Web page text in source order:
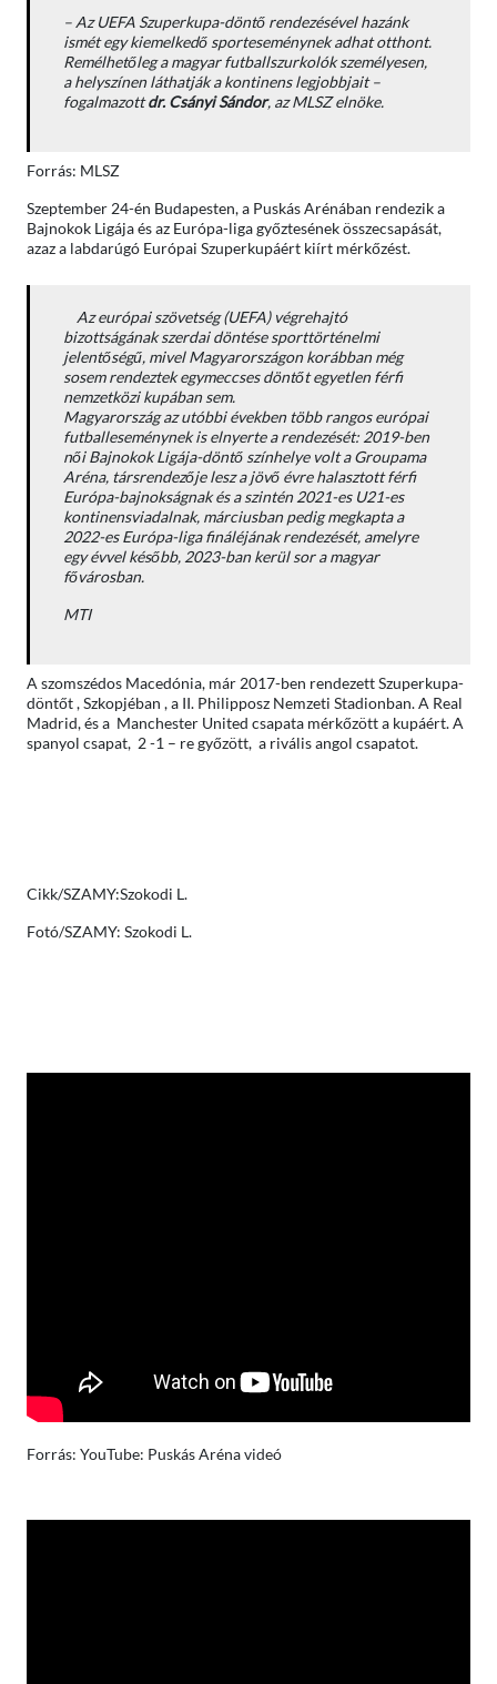
– Az UEFA Szuperkupa-döntő rendezésével hazánk
ismét egy kiemelkedő sporteseménynek adhat otthont.
Remélhetőleg a magyar futballszurkolók személyesen,
a helyszínen láthatják a kontinens legjobbjait–
fogalmazottdr. Csányi Sándor, az MLSZ elnöke.
Forrás: MLSZ
Szeptember 24-én Budapesten, a Puskás Arénában rendezik a
Bajnokok Ligája és az Európa-liga győztesének összecsapását,
azaz a labdarúgó Európai Szuperkupáért kiírt mérkőzést.
Az európai szövetség (UEFA) végrehajtó
bizottságának szerdai döntése sporttörténelmi
jelentőségű, mivel Magyarországon korábban még
sosem rendeztek egymeccses döntőt egyetlen férfi
nemzetközi kupában sem.
Magyarország az utóbbi években több rangos európai
futballeseménynek is elnyerte a rendezését: 2019-ben
női Bajnokok Ligája-döntő színhelye volt a Groupama
Aréna, társrendezője lesz a jövő évre halasztott férfi
Európa-bajnokságnak és a szintén 2021-es U21-es
kontinensviadalnak, márciusban pedig megkapta a
2022-es Európa-liga fináléjának rendezését, amelyre
egy évvel később, 2023-ban kerül sor a magyar
fővárosban.
MTI
A szomszédos Macedónia, már 2017-ben rendezett Szuperkupa-
döntőt , Szkopjéban , a II. Philipposz Nemzeti Stadionban. A Real
Madrid, és a Manchester United csapata mérkőzött a kupáért. A
spanyol csapat, 2 -1 – re győzött, a rivális angol csapatot.
Cikk/SZAMY:Szokodi L.
Fotó/SZAMY: Szokodi L.
Forrás: YouTube: Puskás Aréna videó